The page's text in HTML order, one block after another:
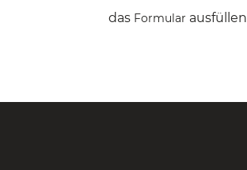
das Formular ausfüllen